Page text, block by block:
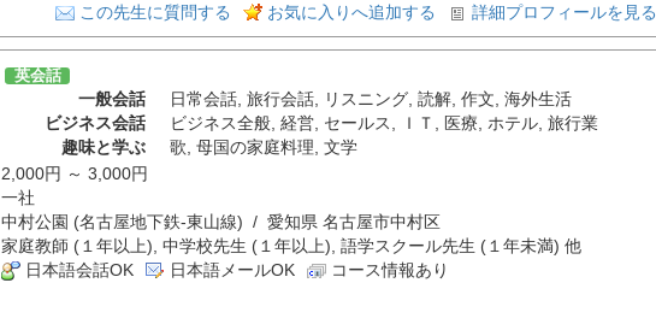
この先生に質問する お気に入りへ追加する 詳細プロフィールを見る
英会話
一般会話 日常会話, 旅行会話, リスニング, 読解, 作文 海外生活
ビジネス会話
ビジネス全般, 経営, セールス ＩＴ 医療 ホテル, 旅行業
趣味と学ぶ
歌 母国の家庭料理 文学
2,000円 ～ 3,000円
一社
中村公園 (名古屋地下鉄-東山線) / 愛知県 名古屋市中村区
家庭教師 (１年以上), 中学校先生 (１年以上), 語学スクール先生 (１年未満) 他
日本語会話OK 日本語メールOK コース情報あり